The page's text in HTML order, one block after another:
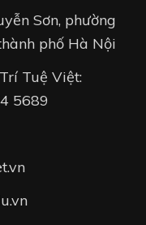
Sơn, phường
phố Hà Nội
Tuệ Việt:
5689